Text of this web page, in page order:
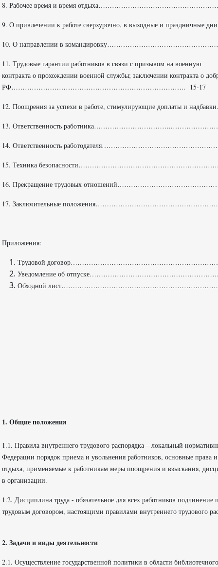
8. Рабочее время и время
9. О привлечении к работе сверхурочно, в выходные и
10. О направлении в
11. Трудовые гарантии работников в связи с
контракта о прохождении военной службы; заключении контракта о
РФ………………………………………………………………….. 15-17
12. Поощрения за успехи в работе, стимулирующие доплаты и
13. Ответственность
14. Ответственность
15. Техника
16. Прекращение трудовых
17. Заключительные
Приложения:
Трудовой
Уведомление об
Обходной
1. Общие положения
1.1. Правила внутреннего трудового распорядка – локальный
Федерации порядок приема и увольнения работников, основные права
отдыха, применяемые к работникам меры поощрения и взыскания,
в организации.
1.2. Дисциплина труда - обязательное для всех работников
трудовым договором, настоящими правилами внутреннего трудового
2. Задачи и виды деятельности
2.1. Осуществление государственной политики в области